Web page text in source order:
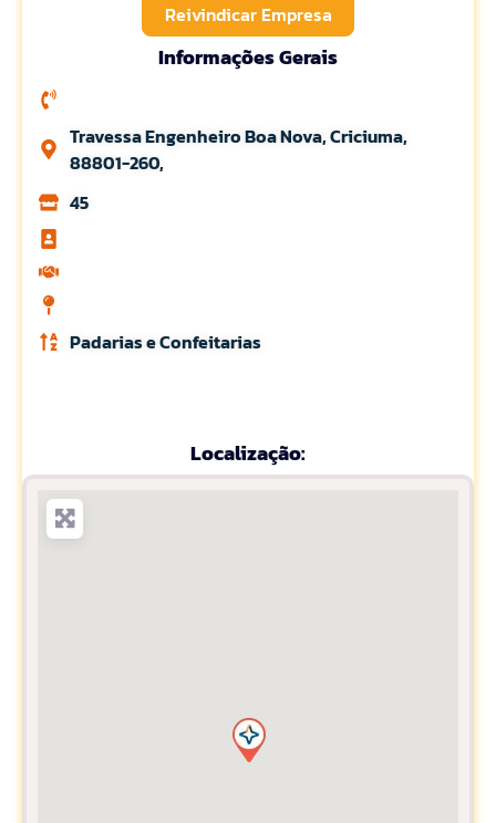
Reivindicar Empresa
Informações Gerais
Travessa Engenheiro Boa Nova, Criciuma,
88801-260,
45
Padarias e Confeitarias
Localização: